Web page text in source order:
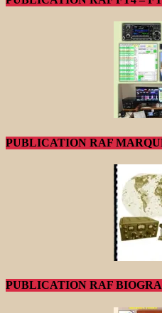
PUBLICATION RAF
PUBLICATION RAF